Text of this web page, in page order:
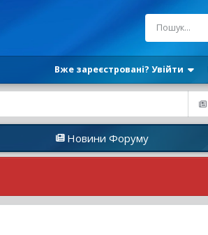
Вже зареєстровані? Увійти
Новини Форуму